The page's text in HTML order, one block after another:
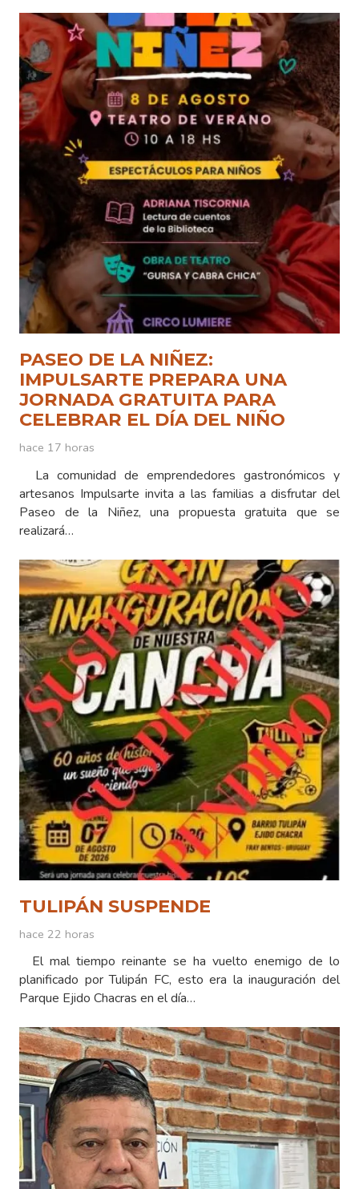
PASEO DE LA NIÑEZ:
IMPULSARTE PREPARA UNA
JORNADA GRATUITA PARA
CELEBRAR EL DÍA DEL NIÑO
hace 17 horas
La comunidad de emprendedores gastronómicos y
artesanos Impulsarte invita a las familias a disfrutar del
Paseo de la Niñez, una propuesta gratuita que se
realizará…
TULIPÁN SUSPENDE
hace 22 horas
El mal tiempo reinante se ha vuelto enemigo de lo
planificado por Tulipán FC, esto era la inauguración del
Parque Ejido Chacras en el día…